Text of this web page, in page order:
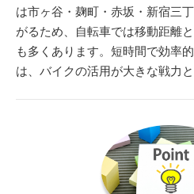
は市ヶ谷・麹町・赤坂・新宿三
がるため、自転車では移動距離
も多くあります。短時間で効率
は、バイクの活用が大きな戦力と